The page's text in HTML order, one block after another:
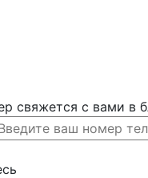
свяжется с вами в